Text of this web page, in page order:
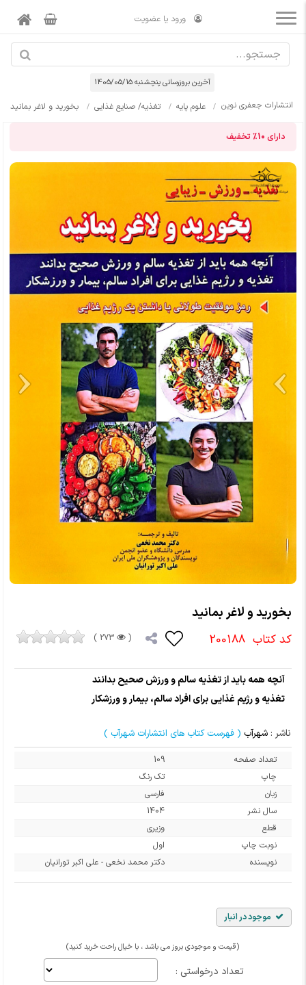
ورود یا عضویت
آخرین بروزرسانی پنچشنبه 1405/05/15
انتشارات جعفری نوین علوم پایه تغذیه/ صنایع غذایی بخورید و لاغر بمانید
دارای 10% تخفیف
بخورید و لاغر بمانید
کد کتاب 200188
(
273 )
آنچه همه باید از تغذیه سالم و ورزش صحیح بدانند
تغذیه و رژیم غذایی برای افراد سالم، بیمار و ورزشکار
ناشر : شهرآب ( فهرست کتاب های انتشارات شهرآب )
تعداد صفحه
109
چاپ
تک رنگ
زبان
فارسی
سال نشر
1404
قطع
وزیری
نوبت چاپ
اول
نویسنده
دکتر محمد نخعی - علی اکبر تورانیان
موجود در انبار
(قیمت و موجودی بروز می باشد ، با خیال راحت خرید کنید)
تعداد درخواستی :